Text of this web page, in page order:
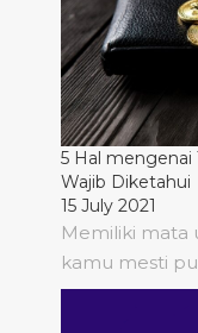
5 Hal mengenai
Wajib Diketahui
15 July 2021
Memiliki mata
kamu mesti